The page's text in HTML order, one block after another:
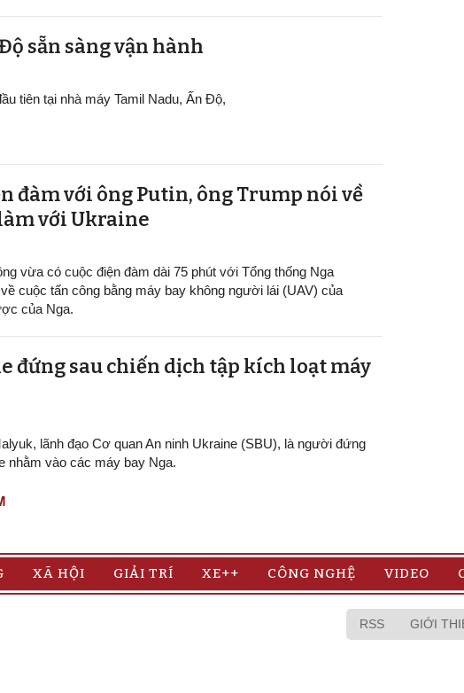
sẵn sàng v​​​​​​​ận hành
tiên tại nhà máy Tamil Nadu, Ấn Độ,
đàm với ông Putin, ông Trump nói về
với Ukraine
vừa có cuộc điện đàm dài 75 phút với Tổng thống Nga
cuộc tấn công bằng máy bay không người lái (UAV) của
của Nga.
đứng sau chiến dịch tập kích loạt máy
lãnh đạo Cơ quan An ninh Ukraine (SBU), là người đứng
nhằm vào các máy bay Nga.
XÃ HỘI GIẢI TRÍ XE++ CÔNG NGHỆ VIDEO
RSS GIỚI